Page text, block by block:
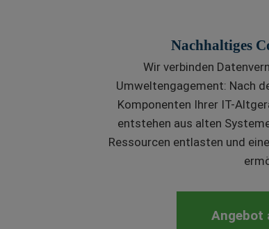
Nachhaltiges
Wir verbinden
Umweltengagement: Nach
Komponenten Ihrer IT-
entstehen aus alten
Ressourcen entlasten und
Angebot